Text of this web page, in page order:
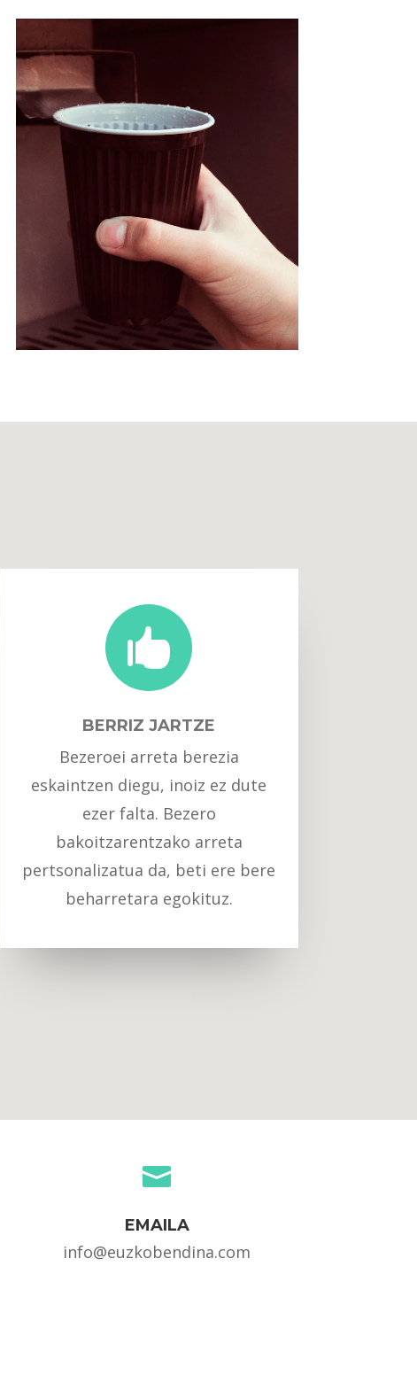

BERRIZ JARTZE
Bezeroei arreta berezia
eskaintzen diegu, inoiz ez dute
ezer falta. Bezero
bakoitzarentzako arreta
pertsonalizatua da, beti ere bere
beharretara egokituz.

EMAILA
info@euzkobendina.com